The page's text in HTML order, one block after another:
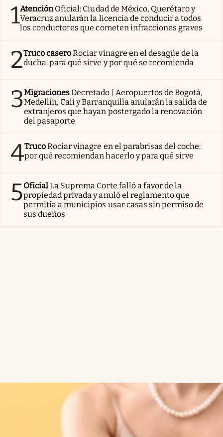
1AtenciónOficial: Ciudad de México, Querétaro y
Veracruz anularán la licencia de conducir a todos
los conductores que cometen infracciones graves
2Truco caseroRociar vinagre en el desagüe de la
ducha: para qué sirve y por qué se recomienda
3MigracionesDecretado | Aeropuertos de Bogotá,
Medellín, Cali y Barranquilla anularán la salida de
extranjeros que hayan postergado la renovación
del pasaporte
4TrucoRociar vinagre en el parabrisas del coche:
por qué recomiendan hacerlo y para qué sirve
5OficialLa Suprema Corte falló a favor de la
propiedad privada y anuló el reglamento que
permitía a municipios usar casas sin permiso de
sus dueños